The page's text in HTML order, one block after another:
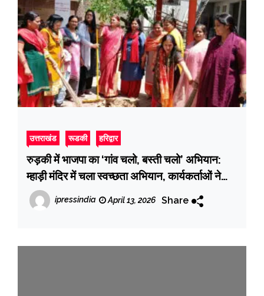
उत्तराखंड रूडकी हरिद्वार
रुड़की में भाजपा का ‘गांव चलो, बस्ती चलो’ अभियान:
म्हाड़ी मंदिर में चला स्वच्छता अभियान, कार्यकर्ताओं ने
किया श्रमदान
ipressindia April 13, 2026 Share